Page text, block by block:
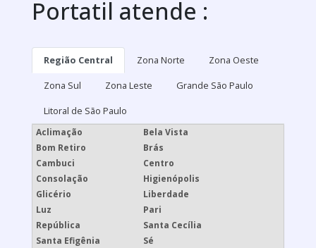
Portatil atende :
Região Central Zona Norte
Zona Oeste
Zona Sul
Zona Leste
Grande São Paulo
Litoral de São Paulo
Aclimação
Bela Vista
Bom Retiro
Brás
Cambuci
Centro
Consolação
Higienópolis
Glicério
Liberdade
Luz
Pari
República
Santa Cecília
Santa Efigênia
Sé